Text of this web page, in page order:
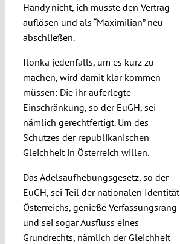
Handy nicht, ich musste den Vertrag
auflösen und als “Maximilian” neu
abschließen.
Ilonka jedenfalls, um es kurz zu
machen, wird damit klar kommen
müssen: Die ihr auferlegte
Einschränkung, so der EuGH, sei
nämlich gerechtfertigt. Um des
Schutzes der republikanischen
Gleichheit in Österreich willen.
Das Adelsaufhebungsgesetz, so der
EuGH, sei Teil der nationalen Identität
Österreichs, genieße Verfassungsrang
und sei sogar Ausfluss eines
Grundrechts, nämlich der Gleichheit